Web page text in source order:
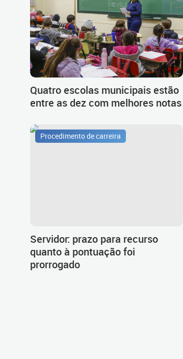
Quatro escolas municipais estão
entre as dez com melhores notas
Procedimento de carreira
Servidor: prazo para recurso
quanto à pontuação foi
prorrogado